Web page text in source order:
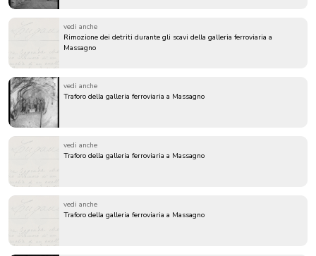
vedi anche
Rimozione dei detriti durante gli scavi della galleria ferroviaria a
Massagno
vedi anche
Traforo della galleria ferroviaria a Massagno
vedi anche
Traforo della galleria ferroviaria a Massagno
vedi anche
Traforo della galleria ferroviaria a Massagno